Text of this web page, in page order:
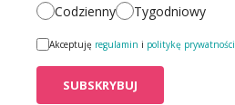
Codzienny Tygodniowy
Akceptuję regulamin i politykę prywatności